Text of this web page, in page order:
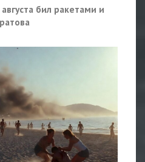
бил ракетами и